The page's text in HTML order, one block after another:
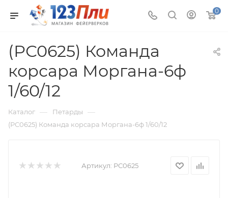
0
(РС0625) Команда
корсара Моргана-6ф
1/60/12
Каталог — Петарды —
(РС0625) Команда корсара Моргана-6ф 1/60/12
Артикул: РС0625